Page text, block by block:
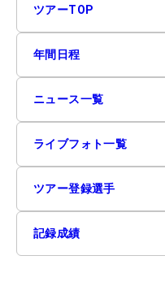
ツアーTOP
年間日程
ニュース一覧
ライブフォト一覧
ツアー登録選手
記録成績